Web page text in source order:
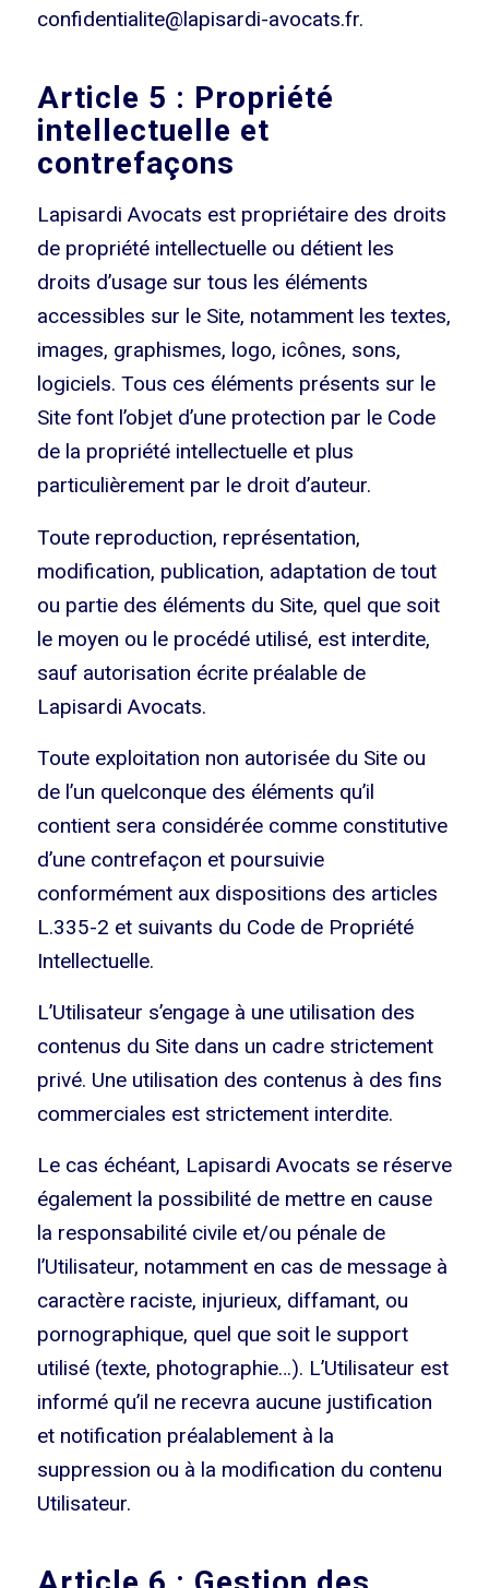
confidentialite@lapisardi-avocats.fr.
Article 5 : Propriété
intellectuelle et
contrefaçons
Lapisardi Avocats est propriétaire des droits
de propriété intellectuelle ou détient les
droits d’usage sur tous les éléments
accessibles sur le Site, notamment les textes,
images, graphismes, logo, icônes, sons,
logiciels. Tous ces éléments présents sur le
Site font l’objet d’une protection par le Code
de la propriété intellectuelle et plus
particulièrement par le droit d’auteur.
Toute reproduction, représentation,
modification, publication, adaptation de tout
ou partie des éléments du Site, quel que soit
le moyen ou le procédé utilisé, est interdite,
sauf autorisation écrite préalable de
Lapisardi Avocats.
Toute exploitation non autorisée du Site ou
de l’un quelconque des éléments qu’il
contient sera considérée comme constitutive
d’une contrefaçon et poursuivie
conformément aux dispositions des articles
L.335-2 et suivants du Code de Propriété
Intellectuelle.
L’Utilisateur s’engage à une utilisation des
contenus du Site dans un cadre strictement
privé. Une utilisation des contenus à des fins
commerciales est strictement interdite.
Le cas échéant, Lapisardi Avocats se réserve
également la possibilité de mettre en cause
la responsabilité civile et/ou pénale de
l’Utilisateur, notamment en cas de message à
caractère raciste, injurieux, diffamant, ou
pornographique, quel que soit le support
utilisé (texte, photographie…). L’Utilisateur est
informé qu’il ne recevra aucune justification
et notification préalablement à la
suppression ou à la modification du contenu
Utilisateur.